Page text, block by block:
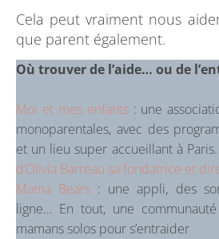
Cela peut vraiment nous
que parent également.
Où trouver de l’aide… ou de
Moi et mes enfants: une
monoparentales, avec des
et un lieu super accueillant à Paris.
d’Olivia Barreau sa fondatrice et
Mama Bears : une appli, des
ligne… En tout, une
mamans solos pour s’entraider